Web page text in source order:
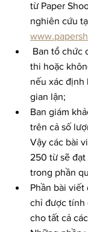
từ Paper
nghiên cứu
thi hoặc
nếu xác định
gian lận;
Ban giám
trên cả số
Vậy các bài
250 từ sẽ
trong phần
Phần bài
chỉ được tính
cho tất cả